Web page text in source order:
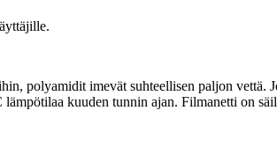
polyamidit imevät suhteellisen paljon vettä.
kuuden tunnin ajan. Filmanetti on